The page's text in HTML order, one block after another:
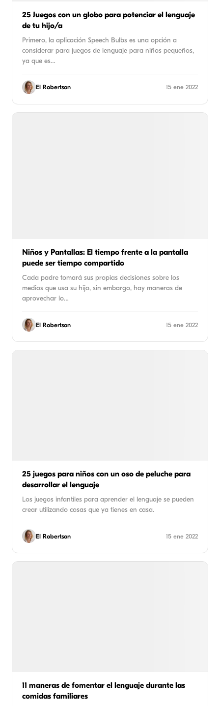
25 Juegos con un globo para potenciar el lenguaje
de tu hijo/a
Primero, la aplicación Speech Bulbs es una opción a
considerar para juegos de lenguaje para niños pequeños,
ya que es…
El Robertson 15 ene 2022
Niños y Pantallas: El tiempo frente a la pantalla
puede ser tiempo compartido
Cada padre tomará sus propias decisiones sobre los
medios que usa su hijo, sin embargo, hay maneras de
aprovechar lo…
El Robertson 15 ene 2022
25 juegos para niños con un oso de peluche para
desarrollar el lenguaje
Los juegos infantiles para aprender el lenguaje se pueden
crear utilizando cosas que ya tienes en casa.
El Robertson 15 ene 2022
11 maneras de fomentar el lenguaje durante las
comidas familiares